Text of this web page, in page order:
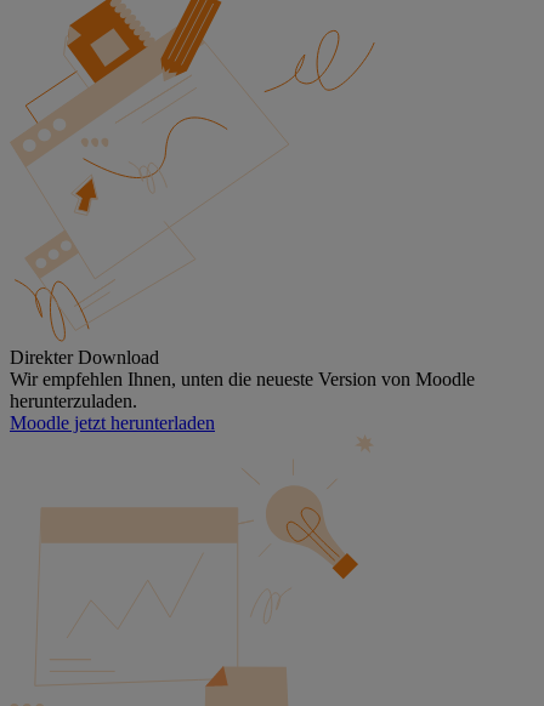
Direkter Download
Wir empfehlen Ihnen, unten die neueste Version von Moodle
herunterzuladen.
Moodle jetzt herunterladen